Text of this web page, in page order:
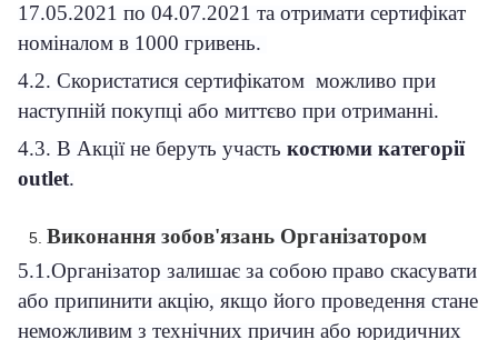
17.05.2021 по 04.07.2021 та отримати сертифікат
номіналом в 1000 гривень.
4.2. Скористатися сертифікатом можливо при
наступній покупці або миттєво при отриманні.
4.3. В Акції не беруть участь костюми категорії
outlet.
Виконання зобов'язань Організатором
5.1.Організатор залишає за собою право скасувати
або припинити акцію, якщо його проведення стане
неможливим з технічних причин або юридичних